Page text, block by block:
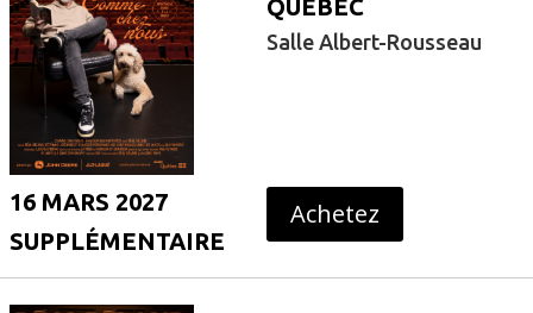
QUÉBEC
Salle Albert-Rousseau
16 MARS 2027 Achetez
SUPPLÉMENTAIRE